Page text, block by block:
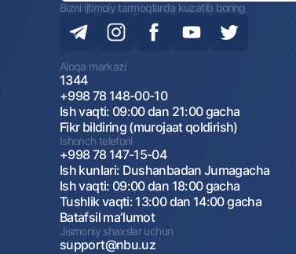
Bizni ijtimoiy tarmoqlarda kuzatib boring
Aloqa markazi
1344
+998 78 148-00-10
Ish vaqti: 09:00 dan 21:00 gacha
Fikr bildiring (murojaat qoldirish)
Ishonch telefoni
+998 78 147-15-04
Ish kunlari: Dushanbadan Jumagacha
Ish vaqti: 09:00 dan 18:00 gacha
Tushlik vaqti: 13:00 dan 14:00 gacha
Batafsil maʼlumot
Jismoniy shaxslar uchun
support@nbu.uz